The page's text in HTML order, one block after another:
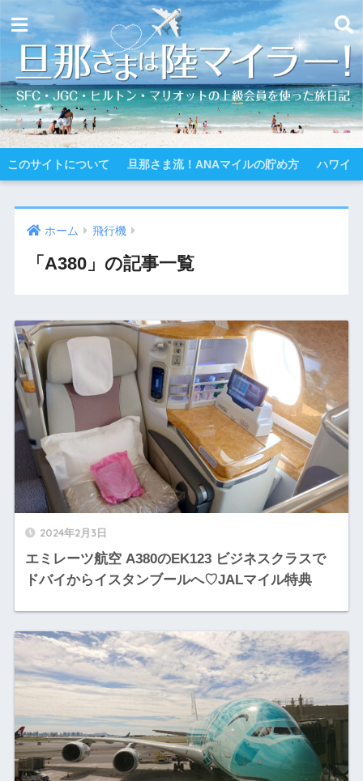
このサイトについて 旦那さま流！ANAマイルの貯め方 ハワイ
ホーム 飛行機
「A380」の記事一覧
2024年2月3日
エミレーツ航空 A380のEK123 ビジネスクラスで
ドバイからイスタンブールへ♡JALマイル特典